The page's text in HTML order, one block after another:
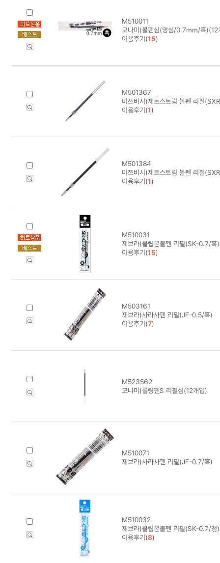
M510011
모나미)볼펜심(영심/0.7mm/흑
이용후기(15)
M501367
미쯔비시)제트스트림 볼펜 리필
이용후기(1)
M501384
미쯔비시)제트스트림 볼펜 리필
이용후기(1)
M510031
제브라)클립온볼펜 리필(SK-0.7/흑)
이용후기(15)
M503161
제브라)사라사펜 리필(JF-0.5/흑)
이용후기(7)
M523562
모나미)롤링펜S 리필심(12개입)
M510071
제브라)사라사펜 리필(JF-0.7/흑)
M510032
제브라)클립온볼펜 리필(SK-0.7/청)
이용후기(8)